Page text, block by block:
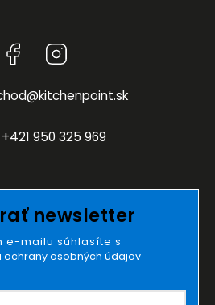
Facebook
@kitchenpoint.sk
+421 950 325 969
newsletter
e-mailu súhlasíte s
osobných údajov